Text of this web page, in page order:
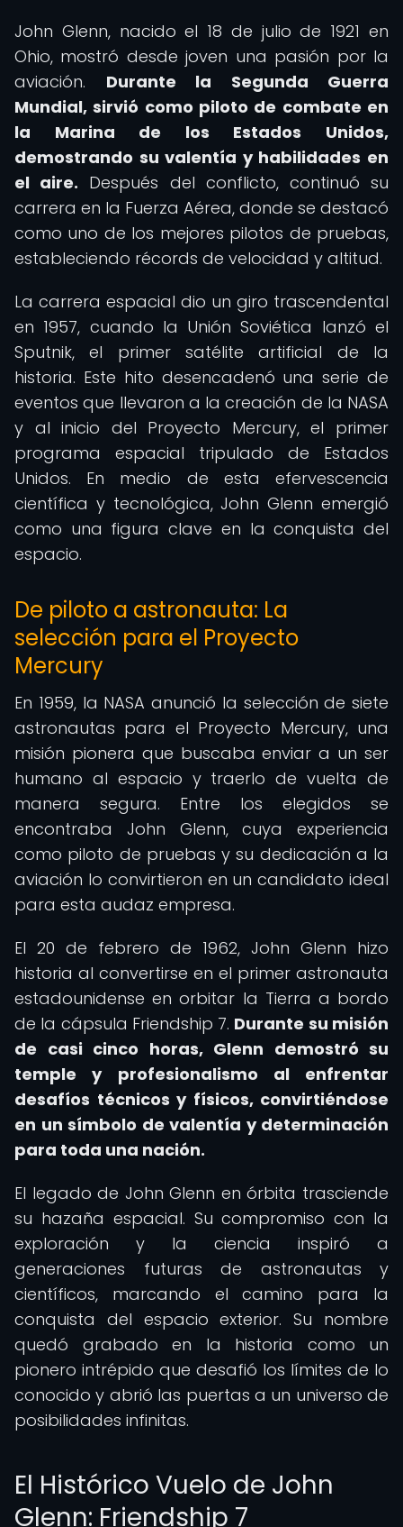
John Glenn, nacido el 18 de julio de 1921 en
Ohio, mostró desde joven una pasión por la
aviación. Durante la Segunda Guerra
Mundial, sirvió como piloto de combate en
la Marina de los Estados Unidos,
demostrando su valentía y habilidades en
el aire. Después del conflicto, continuó su
carrera en la Fuerza Aérea, donde se destacó
como uno de los mejores pilotos de pruebas,
estableciendo récords de velocidad y altitud.
La carrera espacial dio un giro trascendental
en 1957, cuando la Unión Soviética lanzó el
Sputnik, el primer satélite artificial de la
historia. Este hito desencadenó una serie de
eventos que llevaron a la creación de la NASA
y al inicio del Proyecto Mercury, el primer
programa espacial tripulado de Estados
Unidos. En medio de esta efervescencia
científica y tecnológica, John Glenn emergió
como una figura clave en la conquista del
espacio.
De piloto a astronauta: La
selección para el Proyecto
Mercury
En 1959, la NASA anunció la selección de siete
astronautas para el Proyecto Mercury, una
misión pionera que buscaba enviar a un ser
humano al espacio y traerlo de vuelta de
manera segura. Entre los elegidos se
encontraba John Glenn, cuya experiencia
como piloto de pruebas y su dedicación a la
aviación lo convirtieron en un candidato ideal
para esta audaz empresa.
El 20 de febrero de 1962, John Glenn hizo
historia al convertirse en el primer astronauta
estadounidense en orbitar la Tierra a bordo
de la cápsula Friendship 7. Durante su misión
de casi cinco horas, Glenn demostró su
temple y profesionalismo al enfrentar
desafíos técnicos y físicos, convirtiéndose
en un símbolo de valentía y determinación
para toda una nación.
El legado de John Glenn en órbita trasciende
su hazaña espacial. Su compromiso con la
exploración y la ciencia inspiró a
generaciones futuras de astronautas y
científicos, marcando el camino para la
conquista del espacio exterior. Su nombre
quedó grabado en la historia como un
pionero intrépido que desafió los límites de lo
conocido y abrió las puertas a un universo de
posibilidades infinitas.
El Histórico Vuelo de John
Glenn: Friendship 7